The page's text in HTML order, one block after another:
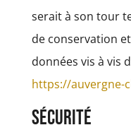
serait à son tour
de conservation
données vis à vis
https://auvergne-
Sécurité